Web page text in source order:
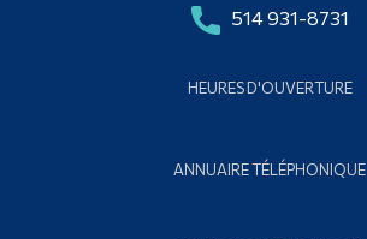
514 931-8731
HEURES D'OUVERTURE
ANNUAIRE TÉLÉPHONIQUE